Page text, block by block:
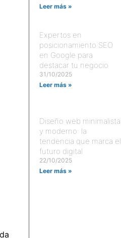
Leer más »
Expertos en
posicionamiento SEO
en Google para
destacar tu negocio
31/10/2025
Leer más »
Diseño web minimalista
y moderno: la
tendencia que marca el
futuro digital
22/10/2025
Leer más »